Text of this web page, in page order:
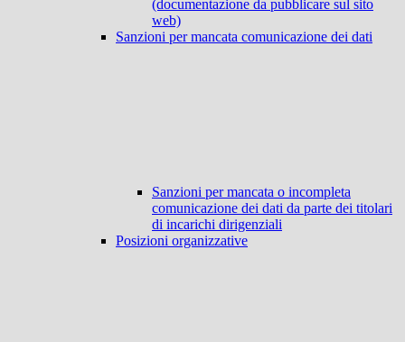
(documentazione da pubblicare sul sito
web)
Sanzioni per mancata comunicazione dei dati
Sanzioni per mancata o incompleta
comunicazione dei dati da parte dei titolari
di incarichi dirigenziali
Posizioni organizzative